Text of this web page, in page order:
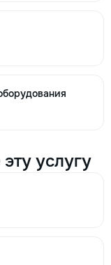
услугу